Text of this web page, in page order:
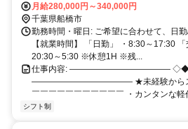
月給280,000円～340,000円
千葉県船橋市
勤務時間・曜日: ご希望に合わせて、日
【就業時間】 「日勤」 ・8:30～17:30
20:30～5:30 ※休憩1H ※残...
仕事内容: ―――――――――――― ◇◆帽
―――――――――――― ★未経験からス
￣￣￣￣￣￣￣￣￣￣￣ ・カンタンな
シフト制